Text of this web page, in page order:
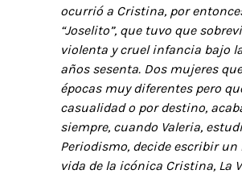
ocurrió a Cristina, por
“Joselito”, que tuvo que
violenta y cruel infancia bajo
años sesenta. Dos mujeres
épocas muy diferentes pero
casualidad o por destino,
siempre, cuando Valeria,
Periodismo, decide escribir un
vida de la icónica Cristina, La